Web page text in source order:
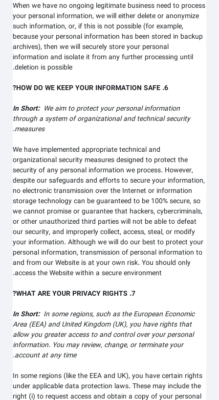
When we have no ongoing legitimate business need to process
your personal information, we will either delete or anonymize
such information, or, if this is not possible (for example,
because your personal information has been stored in backup
archives), then we will securely store your personal
information and isolate it from any further processing until
deletion is possible.
In Short:We aim to protect your personal information
through a system of organizational and technical security
measures.
We have implemented appropriate technical and
organizational security measures designed to protect the
security of any personal information we process. However,
despite our safeguards and efforts to secure your information,
no electronic transmission over the Internet or information
storage technology can be guaranteed to be 100% secure, so
we cannot promise or guarantee that hackers, cybercriminals,
or other unauthorized third parties will not be able to defeat
our security, and improperly collect, access, steal, or modify
your information. Although we will do our best to protect your
personal information, transmission of personal information to
and from ourWebsiteis at your own risk. You should only
access theWebsitewithin a secure environment.
In Short: In some regions, such as the European Economic
Area (EEA) and United Kingdom (UK), you have rights that
allow you greater access to and control over your personal
information.You may review, change, or terminate your
account at any time.
In some regions (like the EEA and UK), you have certain rights
under applicable data protection laws. These may include the
right (i) to request access and obtain a copy of your personal